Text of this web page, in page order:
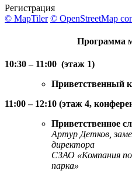
Регистрация
© MapTiler © OpenStreetMap
Программа
10:30 – 11:00 (этаж 1)
Приветственный
11:00 – 12:10 (этаж 4,
Приветственное
Артур Детков,
директора
СЗАО «Компания
парка»